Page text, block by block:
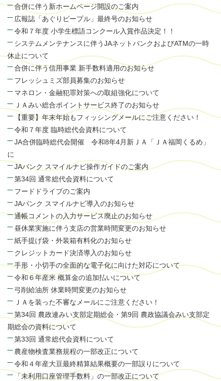
合併に伴う新ホームページ開設のご案内
広報誌「あぐりピープル」最終号のお知らせ
令和７年度 小学生標語コンクール入賞作品決定！！
システムメンテナンスに伴うJAネットバンクおよびATMの一時
休止について
合併に伴う信用事業 新手数料適用のお知らせ
フレッシュミズ部員募集のお知らせ
マネロン・金融犯罪対策への取組強化について
ＪＡみい総合ポイントサービス終了のお知らせ
【重要】年末年始もフィッシングメールにご注意ください！
令和７年度 臨時総代会資料について
JA合併臨時総代会開催 令和8年4月新ＪＡ「ＪＡ福岡くるめ」
に
JAバンク スマイルナビ操作ガイドのご案内
第34回 通常総代会資料について
フードドライブのご案内
JAバンク スマイルナビ導入のお知らせ
通帳コメントの入力サービス廃止のお知らせ
昼休業実施に伴う支店の営業時間変更のお知らせ
紙手提げ袋・外装箱有料化のお知らせ
クレジットカード決済導入のお知らせ
手形・小切手の全面的な電子化に向けた対応について
令和６年産米 概算金の追加払いについて
弓削給油所 休業時間変更のお知らせ
ＪＡを装った不審なメールにご注意ください！
第34回 農政連みい支部定期総会・第9回 農政協議会みい支部定
期総会の資料について
第33回 通常総代会資料について
農産物検査業務規程の一部改正について
令和４年産大豆最終精算結果概要の一部誤りについて
「未利用口座管理手数料」の一部改正について